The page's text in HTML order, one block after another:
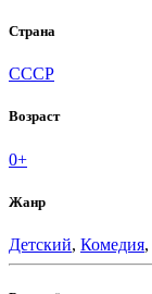
Страна
СССР
Возраст
0+
Жанр
Детский, Комедия,